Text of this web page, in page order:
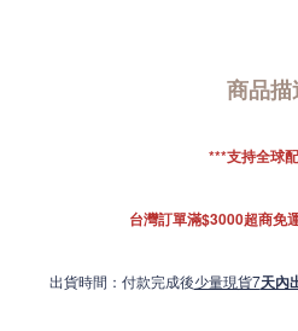
商品描
***支持全球
台灣訂單滿$3000超商免
出貨時間：付款完成後少量現貨7天內